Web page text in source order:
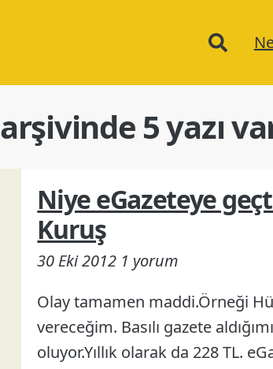
arşivinde 5 yazı
Niye eGazeteye
Kuruş
30 Eki 2012 1 yorum
Olay tamamen maddi.Örneği
vereceğim. Basılı gazete
oluyor.Yıllık olarak da 228 TL.